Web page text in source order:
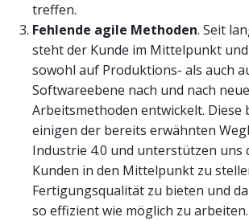
treffen.
Fehlende agile Methoden. Seit
steht der Kunde im Mittelpunkt
sowohl auf Produktions- als auch
Softwareebene nach und nach neue
Arbeitsmethoden entwickelt. Diese
einigen der bereits erwähnten
Industrie 4.0 und unterstützen uns
Kunden in den Mittelpunkt zu
Fertigungsqualität zu bieten und
so effizient wie möglich zu